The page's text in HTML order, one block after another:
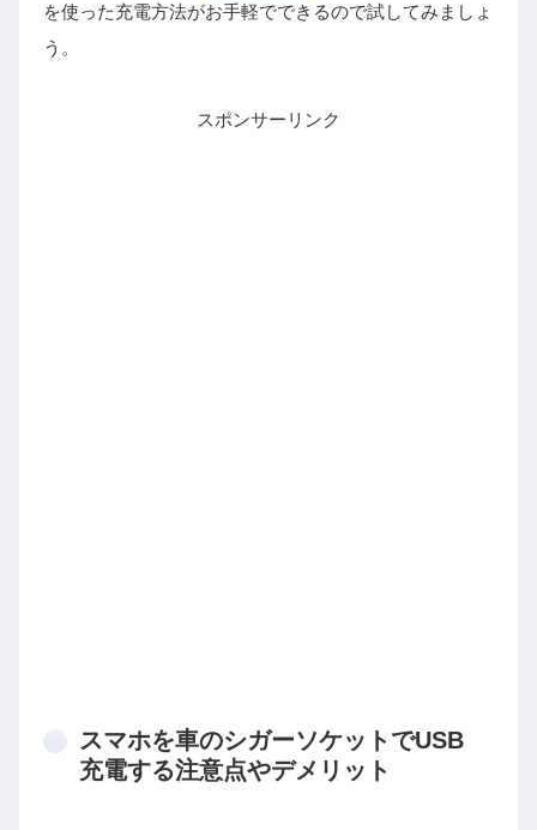
を使った充電方法がお手軽でできるので試してみましょ
う。
スポンサーリンク
スマホを車のシガーソケットでUSB
充電する注意点やデメリット